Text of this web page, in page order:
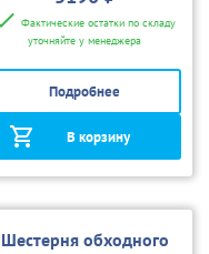
Фактические остатки по складу
уточняйте у менеджера
Подробнее
В корзину
Шестерня обходного